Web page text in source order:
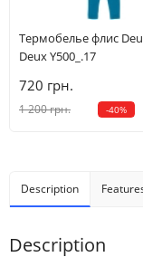
Термобелье флис
Deux Y500_.17
720 грн.
1 200 грн. -40%
Description
Description